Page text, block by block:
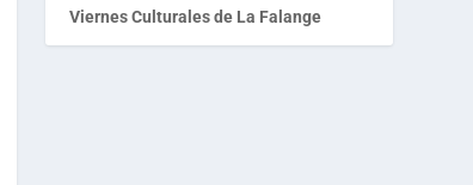
Viernes Culturales de La Falange